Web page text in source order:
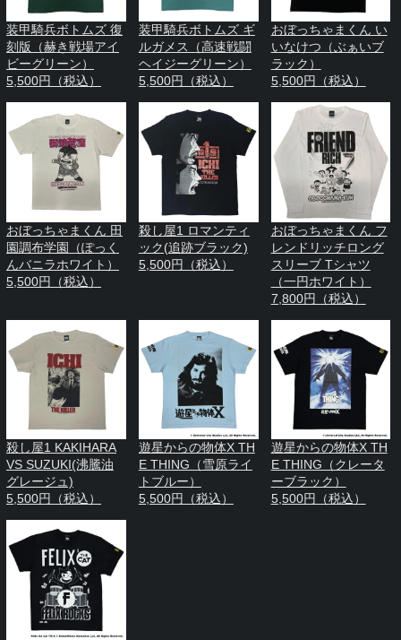
装甲騎兵ボトムズ 復
刻版（赫き戦場アイ
ビーグリーン）
5,500円（税込）
装甲騎兵ボトムズ ギ
ルガメス（高速戦闘
ヘイジーグリーン）
5,500円（税込）
おぼっちゃまくん い
いなけつ（ぶぁいブ
ラック）
5,500円（税込）
おぼっちゃまくん 田
園調布学園（ぽっく
んバニラホワイト）
5,500円（税込）
殺し屋1 ロマンティ
ック(追跡ブラック)
5,500円（税込）
おぼっちゃまくん フ
レンドリッチロング
スリーブ Tシャツ
（一円ホワイト）
7,800円（税込）
殺し屋1 KAKIHARA
VS SUZUKI(沸騰油
グレージュ)
5,500円（税込）
遊星からの物体X TH
E THING（雪原ライ
トブルー）
5,500円（税込）
遊星からの物体X TH
E THING（クレータ
ーブラック）
5,500円（税込）